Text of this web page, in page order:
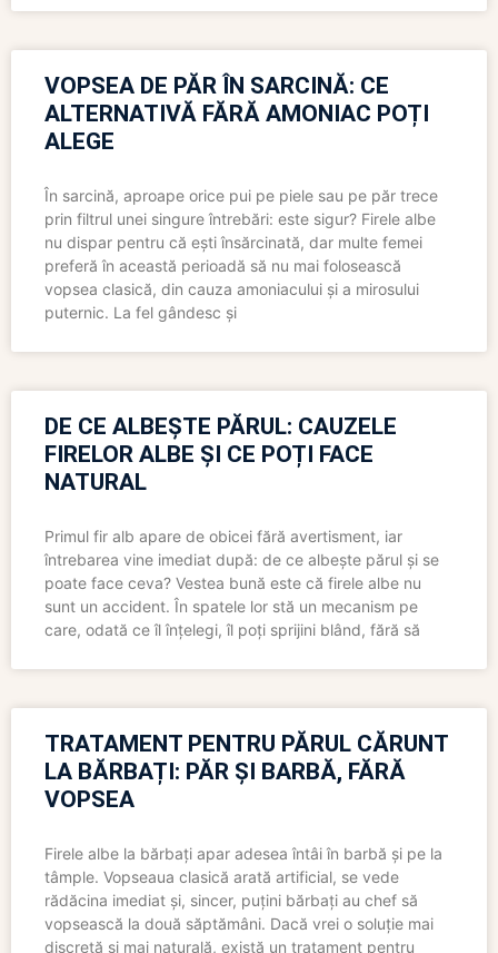
VOPSEA DE PĂR ÎN SARCINĂ: CE
ALTERNATIVĂ FĂRĂ AMONIAC POȚI
ALEGE
În sarcină, aproape orice pui pe piele sau pe păr trece
prin filtrul unei singure întrebări: este sigur? Firele albe
nu dispar pentru că ești însărcinată, dar multe femei
preferă în această perioadă să nu mai folosească
vopsea clasică, din cauza amoniacului și a mirosului
puternic. La fel gândesc și
DE CE ALBEȘTE PĂRUL: CAUZELE
FIRELOR ALBE ȘI CE POȚI FACE
NATURAL
Primul fir alb apare de obicei fără avertisment, iar
întrebarea vine imediat după: de ce albește părul și se
poate face ceva? Vestea bună este că firele albe nu
sunt un accident. În spatele lor stă un mecanism pe
care, odată ce îl înțelegi, îl poți sprijini blând, fără să
TRATAMENT PENTRU PĂRUL CĂRUNT
LA BĂRBAȚI: PĂR ȘI BARBĂ, FĂRĂ
VOPSEA
Firele albe la bărbați apar adesea întâi în barbă și pe la
tâmple. Vopseaua clasică arată artificial, se vede
rădăcina imediat și, sincer, puțini bărbați au chef să
vopsească la două săptămâni. Dacă vrei o soluție mai
discretă și mai naturală, există un tratament pentru